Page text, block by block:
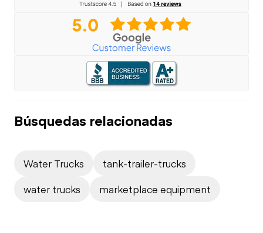
Búsquedas relacionadas
Water Trucks
tank-trailer-trucks
water trucks
marketplace equipment